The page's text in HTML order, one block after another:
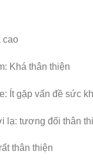
cao
Khá thân thiện
Ít gặp vấn đề sức
lạ: tương đối thân
thân thiện